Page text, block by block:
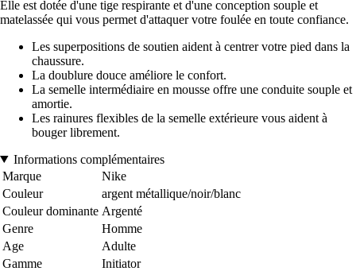
Elle est dotée d'une tige respirante et d'une conception souple et
matelassée qui vous permet d'attaquer votre foulée en toute confiance.
Les superpositions de soutien aident à centrer votre pied dans la
chaussure.
La doublure douce améliore le confort.
La semelle intermédiaire en mousse offre une conduite souple et
amortie.
Les rainures flexibles de la semelle extérieure vous aident à
bouger librement.
Informations complémentaires
Marque
Nike
Couleur
argent métallique/noir/blanc
Couleur dominante Argenté
Genre
Homme
Age
Adulte
Gamme
Initiator